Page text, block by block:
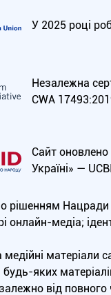
У 2025 році
Незалежна
CWA
Сайт оновлено
Україні» —
рішенням
онлайн-медіа;
медійні
яких
від